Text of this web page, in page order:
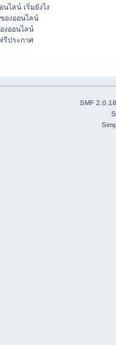
นไลน์ เริ่มยังไง
องออนไลน์
งออนไลน์
รีประกาศ
SMF 2.0.18